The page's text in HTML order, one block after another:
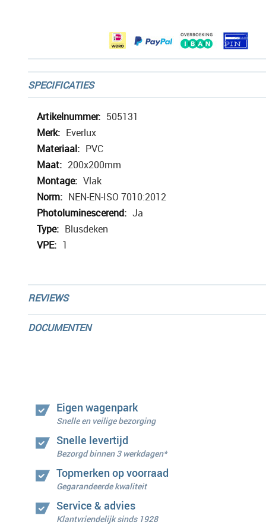
SPECIFICATIES
Meer
informatie
505131
Everlux
PVC
200x200mm
Vlak
NEN-EN-ISO 7010:2012
Ja
Blusdeken
1
REVIEWS
DOCUMENTEN
Eigen wagenpark
Snelle en veilige bezorging
Snelle levertijd
Bezorgd binnen 3 werkdagen*
Topmerken op voorraad
Gegarandeerde kwaliteit
Service & advies
Klantvriendelijk sinds 1928